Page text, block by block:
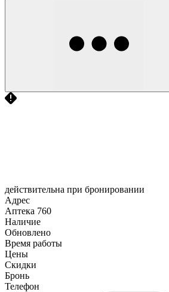
действительна при бронировании
Адрес
Аптека 760
Наличие
Обновлено
Время работы
Цены
Скидки
Бронь
Телефон